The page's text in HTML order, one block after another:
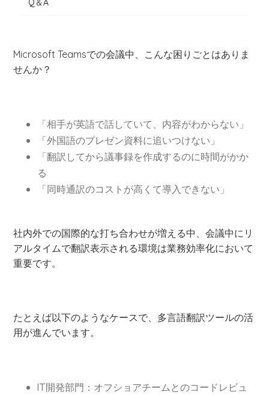
Q＆A
Microsoft Teamsでの会議中、こんな困りごとはありま
せんか？
「相手が英語で話していて、内容がわからない」
「外国語のプレゼン資料に追いつけない」
「翻訳してから議事録を作成するのに時間がかか
る
「同時通訳のコストが高くて導入できない」
社内外での国際的な打ち合わせが増える中、会議中にリ
アルタイムで翻訳表示される環境は業務効率化において
重要です。
たとえば以下のようなケースで、多言語翻訳ツールの活
用が進んでいます。
IT開発部門：オフショアチームとのコードレビュ